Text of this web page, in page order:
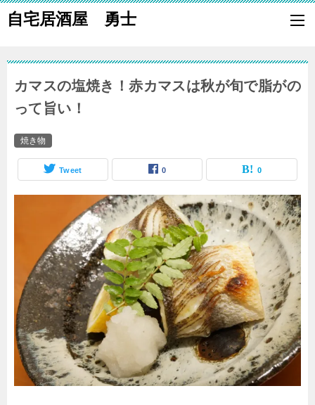
自宅居酒屋 勇士
自宅で居酒屋の「酒の肴」になる料理を楽しく作り、家族や親族に友
カマスの塩焼き！赤カマスは秋が旬で脂がの
って旨い！
焼き物
Tweet 0 0